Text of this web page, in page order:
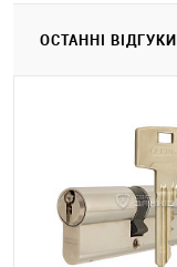
ОСТАННІ ВІДГУКИ